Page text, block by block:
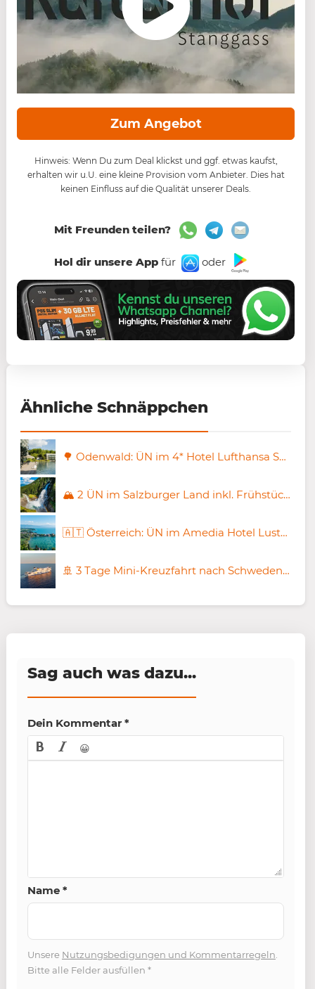
Zum Angebot
Hinweis: Wenn Du zum Deal klickst und ggf. etwas kaufst,
erhalten wir u.U. eine kleine Provision vom Anbieter. Dies hat
keinen Einfluss auf die Qualität unserer Deals.
Mit Freunden teilen?
Hol dir unsere Appfür oder
Ähnliche Schnäppchen
🌳 Odenwald: ÜN im 4* Hotel Lufthansa Seeheim mit Frühstück & Wellness für 49€ p.P.
🏔️ 2 ÜN im Salzburger Land inkl. Frühstück & Eintritt zu Krimmler Wasserfällen ab 129€ p.P.
🇦🇹 Österreich: ÜN im Amedia Hotel Lustenau inkl. Frühstück ab 39€ p.P.
🚢 3 Tage Mini-Kreuzfahrt nach Schweden 🇸🇪 inkl. PKW-Mitnahme & Dinner ab 84€ p.P.
Sag auch was dazu...
Dein Kommentar *
😀
Name *
Unsere Nutzungsbedigungen und Kommentarregeln
Bitte alle Felder ausfüllen *